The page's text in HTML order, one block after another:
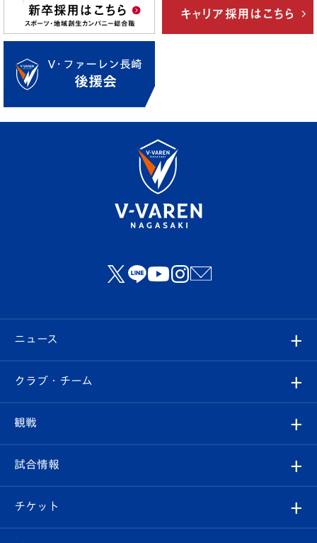
ニュース
すべて
クラブ
試合情報
クラブ・チーム
クラブ概要
エンブレム紹介
観戦
観戦ルール
はじめての観戦ガイド
試合情報
試合日程/結果
チケット